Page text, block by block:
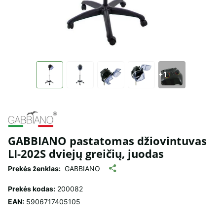
+1
GABBIANO pastatomas džiovintuvas
LI-202S dviejų greičių, juodas
Prekės ženklas: GABBIANO
Prekės kodas: 200082
EAN: 5906717405105